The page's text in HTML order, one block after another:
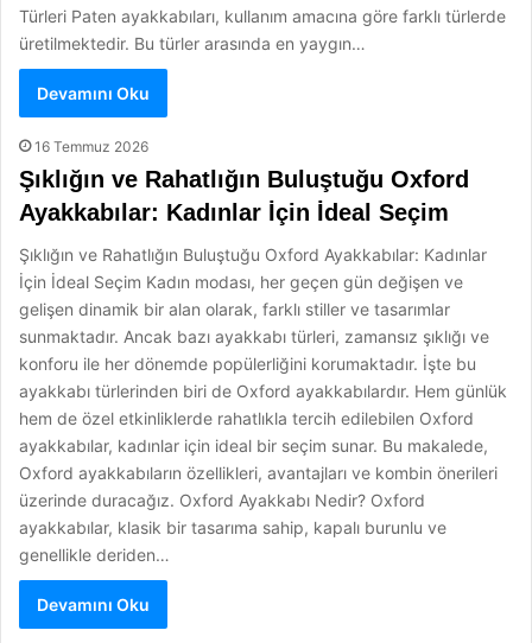
Türleri Paten ayakkabıları, kullanım amacına göre farklı türlerde
üretilmektedir. Bu türler arasında en yaygın…
Devamını Oku
16 Temmuz 2026
Şıklığın ve Rahatlığın Buluştuğu Oxford
Ayakkabılar: Kadınlar İçin İdeal Seçim
Şıklığın ve Rahatlığın Buluştuğu Oxford Ayakkabılar: Kadınlar
İçin İdeal Seçim Kadın modası, her geçen gün değişen ve
gelişen dinamik bir alan olarak, farklı stiller ve tasarımlar
sunmaktadır. Ancak bazı ayakkabı türleri, zamansız şıklığı ve
konforu ile her dönemde popülerliğini korumaktadır. İşte bu
ayakkabı türlerinden biri de Oxford ayakkabılardır. Hem günlük
hem de özel etkinliklerde rahatlıkla tercih edilebilen Oxford
ayakkabılar, kadınlar için ideal bir seçim sunar. Bu makalede,
Oxford ayakkabıların özellikleri, avantajları ve kombin önerileri
üzerinde duracağız. Oxford Ayakkabı Nedir? Oxford
ayakkabılar, klasik bir tasarıma sahip, kapalı burunlu ve
genellikle deriden…
Devamını Oku